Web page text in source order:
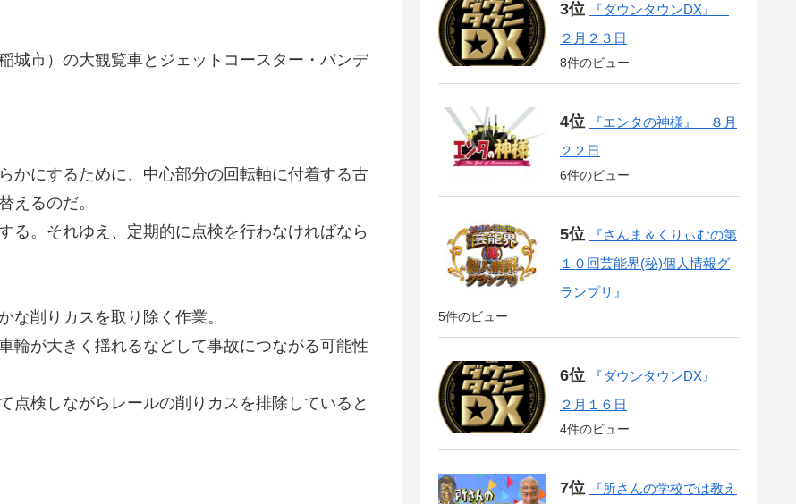
城市）の大観覧車とジェットコースター・バンデ
かにするために、中心部分の回転軸に付着する古
えるのだ。
る。それゆえ、定期的に点検を行わなければなら
な削りカスを取り除く作業。
輪が大きく揺れるなどして事故につながる可能性
点検しながらレールの削りカスを排除していると
『ダウンタウンDX』
２月２３日
8件のビュー
『エンタの神様』 ８月
２２日
6件のビュー
『さんま＆くりぃむの第
１０回芸能界(秘)個人情報グ
ランプリ』
5件のビュー
『ダウンタウンDX』
２月１６日
4件のビュー
『所さんの学校では教え